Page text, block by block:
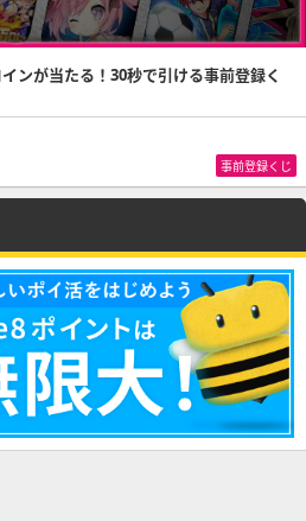
ンが当たる！30秒で引ける事前登録く
事前登録くじ